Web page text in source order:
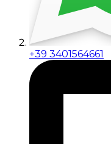
+39 3401564661